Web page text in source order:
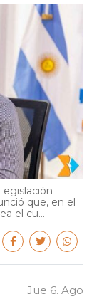
que, en el
el cu...
Jue 6. Ago